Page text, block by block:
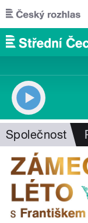
Přejít k hlavnímu
Společnost